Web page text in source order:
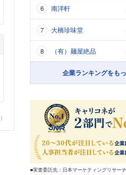
）
南洋軒
大橋珍味堂
（有）麺屋絶品
企業ランキングをも
■実査委託先：日本マーケティングリサー